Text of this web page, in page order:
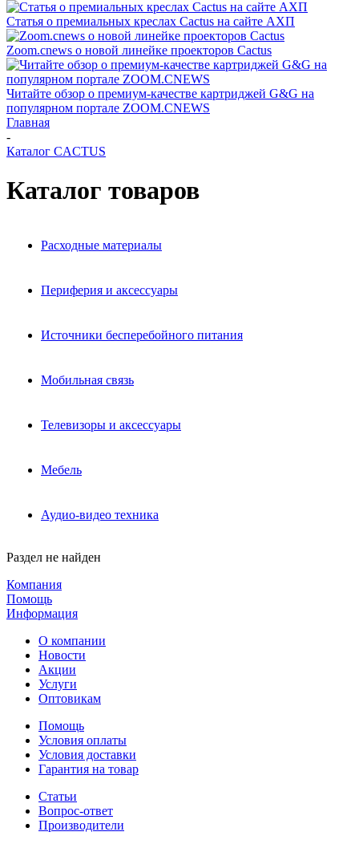
Статья о премиальных креслах Cactus на сайте АХП
Zoom.cnews о новой линейке проекторов Cactus
Читайте обзор о премиум-качестве картриджей G&G на
популярном портале ZOOM.CNEWS
Главная
-
Каталог CACTUS
Каталог товаров
Расходные материалы
Периферия и аксессуары
Источники бесперебойного питания
Мобильная связь
Телевизоры и аксессуары
Мебель
Аудио-видео техника
Раздел не найден
Компания
Помощь
Информация
О компании
Новости
Акции
Услуги
Оптовикам
Помощь
Условия оплаты
Условия доставки
Гарантия на товар
Статьи
Вопрос-ответ
Производители